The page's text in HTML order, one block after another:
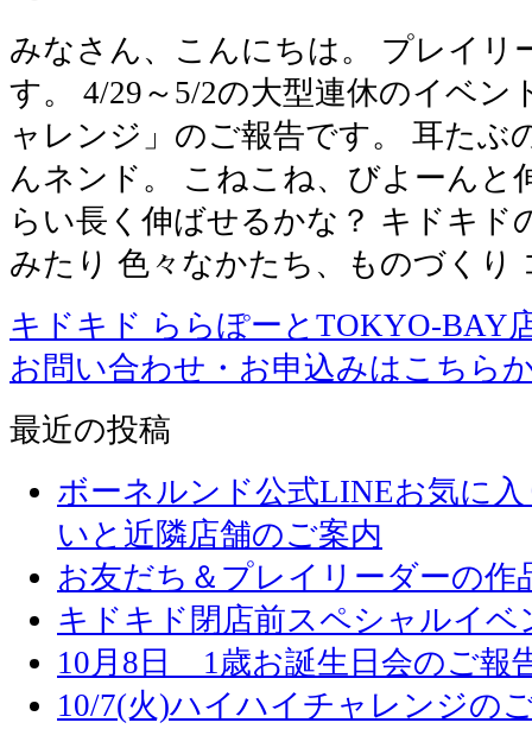
みなさん、こんにちは。 プレイリ
す。 4/29～5/2の大型連休のイベン
ャレンジ」のご報告です。 耳たぶ
んネンド。 こねこね、びよーんと
らい長く伸ばせるかな？ キドキド
みたり 色々なかたち、ものづく
キドキド ららぽーとTOKYO-BAY
お問い合わせ・お申込みはこちら
最近の投稿
ボーネルンド公式LINEお気に
いと近隣店舗のご案内
お友だち＆プレイリーダーの作
キドキド閉店前スペシャルイベ
10月8日 1歳お誕生日会のご報
10/7(火)ハイハイチャレンジの